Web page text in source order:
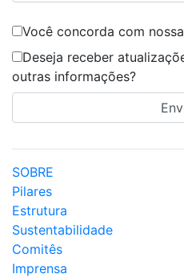
Você concorda com nossa
Deseja receber
outras informações?
SOBRE
Pilares
Estrutura
Sustentabilidade
Comitês
Imprensa